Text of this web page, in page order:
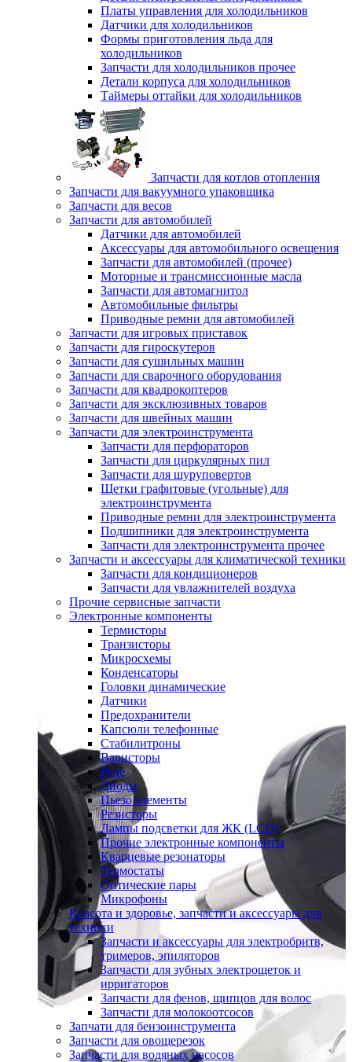
Платы управления для холодильников
Датчики для холодильников
Формы приготовления льда для
холодильников
Запчасти для холодильников прочее
Детали корпуса для холодильников
Таймеры оттайки для холодильников
Запчасти для котлов отопления
Запчасти для вакуумного упаковщика
Запчасти для весов
Запчасти для автомобилей
Датчики для автомобилей
Аксессуары для автомобильного освещения
Запчасти для автомобилей (прочее)
Моторные и трансмиссионные масла
Запчасти для автомагнитол
Автомобильные фильтры
Приводные ремни для автомобилей
Запчасти для игровых приставок
Запчасти для гироскутеров
Запчасти для сушильных машин
Запчасти для сварочного оборудования
Запчасти для квадрокоптеров
Запчасти для эксклюзивных товаров
Запчасти для швейных машин
Запчасти для электроинструмента
Запчасти для перфораторов
Запчасти для циркулярных пил
Запчасти для шуруповертов
Щетки графитовые (угольные) для
электроинструмента
Приводные ремни для электроинструмента
Подшипники для электроинструмента
Запчасти для электроинструмента прочее
Запчасти и аксессуары для климатической техники
Запчасти для кондиционеров
Запчасти для увлажнителей воздуха
Прочие сервисные запчасти
Электронные компоненты
Термисторы
Транзисторы
Микросхемы
Конденсаторы
Головки динамические
Датчики
Предохранители
Капсюли телефонные
Стабилитроны
Варисторы
Реле
Диоды
Пьезо элементы
Резисторы
Лампы подсветки для ЖК (LCD)
Прочие электронные компоненты
Кварцевые резонаторы
Термостаты
Оптические пары
Микрофоны
Красота и здоровье, запчасти и аксессуары для
техники
Запчасти и аксессуары для электробритв,
тримеров, эпиляторов
Запчасти для зубных электрощеток и
ирригаторов
Запчасти для фенов, щипцов для волос
Запчасти для молокоотсосов
Запчати для бензоинструмента
Запчасти для овощерезок
Запчасти для водяных насосов